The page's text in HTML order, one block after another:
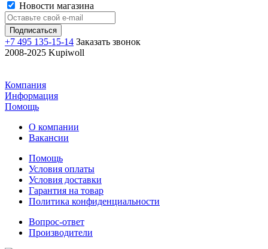
Новости магазина
+7 495 135-15-14 Заказать звонок
2008-2025 Kupiwoll
Компания
Информация
Помощь
О компании
Вакансии
Помощь
Условия оплаты
Условия доставки
Гарантия на товар
Политика конфиденциальности
Вопрос-ответ
Производители